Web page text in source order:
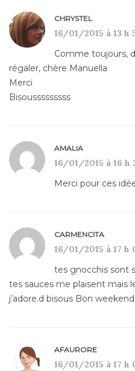
CHRYSTEL
16/01/2015 à 13 h
Comme toujours,
régaler, chère Manuella
Merci
Bisousssssssss
AMALIA
16/01/2015 à 16 h
Merci pour ces
CARMENCITA
16/01/2015 à 17 h
tes gnocchis sont
tes sauces me plaisent mais
j’adore.d bisous Bon weekend
AFAURORE
16/01/2015 à 17 h